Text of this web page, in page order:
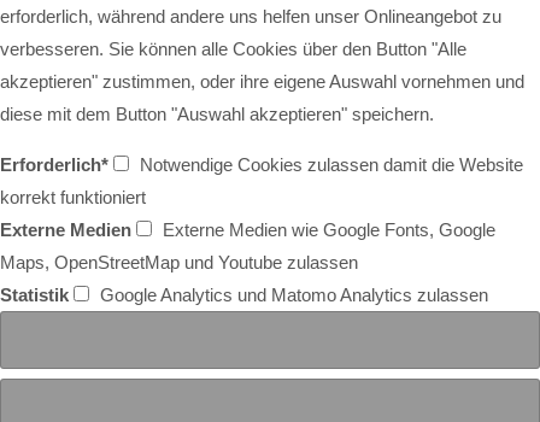
erforderlich, während andere uns helfen unser Onlineangebot zu
verbesseren. Sie können alle Cookies über den Button "Alle
akzeptieren" zustimmen, oder ihre eigene Auswahl vornehmen und
diese mit dem Button "Auswahl akzeptieren" speichern.
Erforderlich*
Notwendige Cookies zulassen damit die Website
korrekt funktioniert
Externe Medien
Externe Medien wie Google Fonts, Google
Maps, OpenStreetMap und Youtube zulassen
Statistik
Google Analytics und Matomo Analytics zulassen